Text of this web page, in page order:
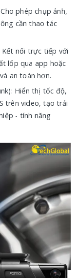
phép chụp ảnh,
cần thao tác
nối trực tiếp với
lốp qua app hoặc
an toàn hơn.
Hiển thị tốc độ,
trên video, tạo trải
- tính năng